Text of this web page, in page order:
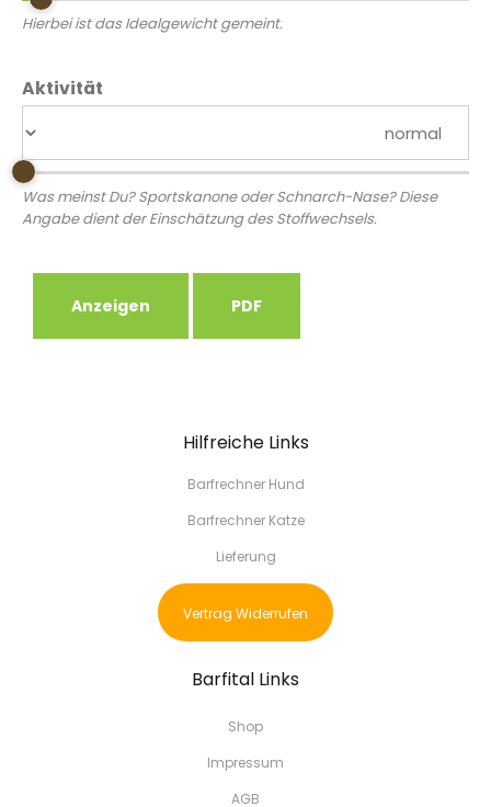
Hierbei ist das Idealgewicht gemeint.
Aktivität
Was meinst Du? Sportskanone oder Schnarch-Nase? Diese
Angabe dient der Einschätzung des Stoffwechsels.
Hilfreiche Links
Barfrechner Hund
Barfrechner Katze
Lieferung
Vertrag Widerrufen
Barfital Links
Shop
Impressum
AGB